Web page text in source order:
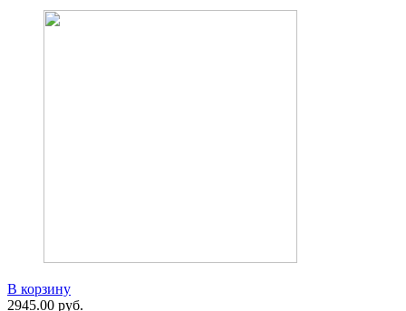
В корзину
2945.00 руб.